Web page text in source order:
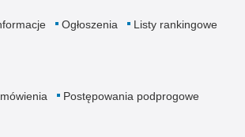
Ogłoszenia
Listy rankingowe
Postępowania podprogowe